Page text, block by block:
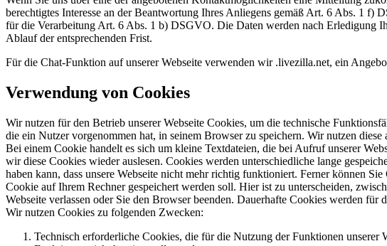
berechtigtes Interesse an der Beantwortung Ihres Anliegens gemäß Art. 6 Abs. 1
für die Verarbeitung Art. 6 Abs. 1 b) DSGVO. Die Daten werden nach Erledigung
Ablauf der entsprechenden Frist.
Für die Chat-Funktion auf unserer Webseite verwenden wir .livezilla.net, ein
Verwendung von Cookies
Wir nutzen für den Betrieb unserer Webseite Cookies, um die technische
die ein Nutzer vorgenommen hat, in seinem Browser zu speichern. Wir nutzen diese
Bei einem Cookie handelt es sich um kleine Textdateien, die bei Aufruf unserer
wir diese Cookies wieder auslesen. Cookies werden unterschiedliche lange
haben kann, dass unsere Webseite nicht mehr richtig funktioniert. Ferner können
Cookie auf Ihrem Rechner gespeichert werden soll. Hier ist zu unterscheiden,
Webseite verlassen oder Sie den Browser beenden. Dauerhafte Cookies werden
Wir nutzen Cookies zu folgenden Zwecken:
Technisch erforderliche Cookies, die für die Nutzung der Funktionen